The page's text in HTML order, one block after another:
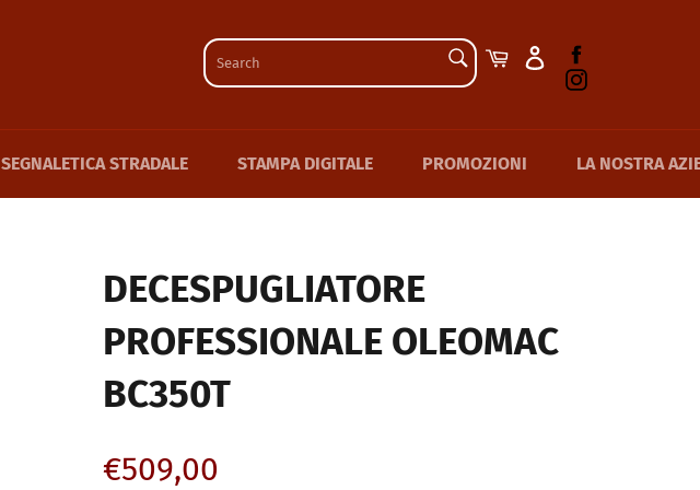
SEARCH
Search
Cart
Instagram
SEGNALETICA STRADALE STAMPA DIGITALE PROMOZIONI LA NOSTRA
DECESPUGLIATORE
PROFESSIONALE OLEOMAC
BC350T
Regular
€509,00